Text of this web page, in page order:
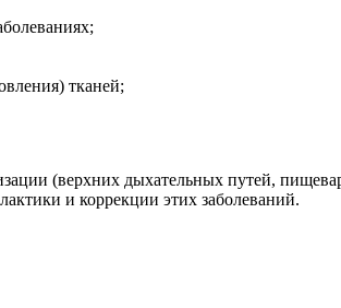
тканей;
(верхних дыхательных путей,
и коррекции этих заболеваний.